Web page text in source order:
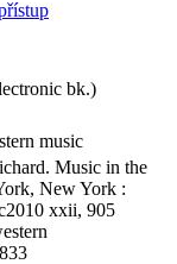
bk.)
music
Music in the
New York :
xxii, 905